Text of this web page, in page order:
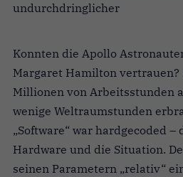
undurchdringlicher
Konnten die Apollo
Margaret Hamilton vertrauen?
Millionen von Arbeitsstunden
wenige Weltraumstunden
„Software“ war hardgecoded –
Hardware und die Situation.
seinen Parametern „relativ“